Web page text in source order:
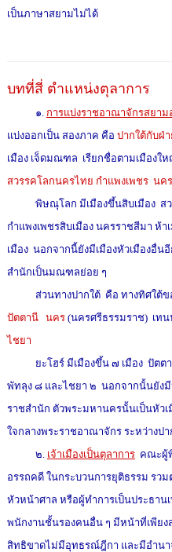
เป็นภาษาสยามไม่ได้
บทที่สี่ ตำแหน่งตุลาการ
๑. การแบ่งราชอาณาจักรสยา
แบ่งออกเป็น สองภาค คือ ปากใต้กับฝ่
เมือง เจ็ดมณฑล เรียกชื่อตามเมือง
สวรรคโลกนครไทย กำแพงเพชร นค
พิษณุโลก มีเมืองขึ้นสิบเมือง สวร
กำแพงเพชรสิบเมือง นครราชสีมา ห้า
เมือง นอกจากนี้ยังมีเมืองหัวเมืองอื่น
สำนักเป็นมณฑลย่อย ๆ
ส่วนทางปากใต้ คือ ทางทิศใต้ข
ปัตตานี นคร (นครศรีธรรมราช) เทน
ไชยา
ยะโฮร์ มีเมืองขึ้น ๗ เมือง ปัตตา
พัทลุง ๘ และไชยา ๒ นอกจากนั้นยังมี
ราชสำนัก ตัวพระมหานครนั้นเป็นหัว
ใจกลางพระราชอาณาจักร ระหว่างป
๒. เจ้าเมืองเป็นตุลาการคณะผู้พิ
อรรถคดี ในกระบวนการยุติธรรม รว
หัวหน้าศาล หรือผู้ทำการเป็นประธาน
พนักงานชั้นรองคนอื่น ๆ มีหน้าที่เพียง
สิทธิขาดไม่มีอุทธรณ์ฎีกา และมีอำน